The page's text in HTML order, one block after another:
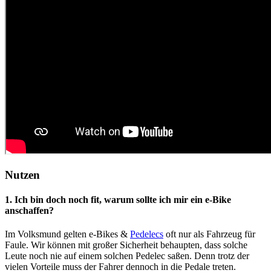
Nutzen
1. Ich bin doch noch fit, warum sollte ich mir ein e-Bike
anschaffen?
Im Volksmund gelten e-Bikes & Pedelecs oft nur als Fahrzeug für
Faule. Wir können mit großer Sicherheit behaupten, dass solche
Leute noch nie auf einem solchen Pedelec saßen. Denn trotz der
vielen Vorteile muss der Fahrer dennoch in die Pedale treten.